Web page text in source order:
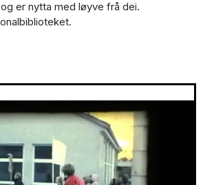
for dialektane», seinare «Tal dialekt
med mororganisasjonen Noregs
var organisasjonen likevel prega av
målstrid, særleg frå midten av tiåret.
i samfunnet kom inn i
partipolitikk og ideologi i sentrum.
spørsmålet om språkstrategi
er nytta med løyve frå dei.